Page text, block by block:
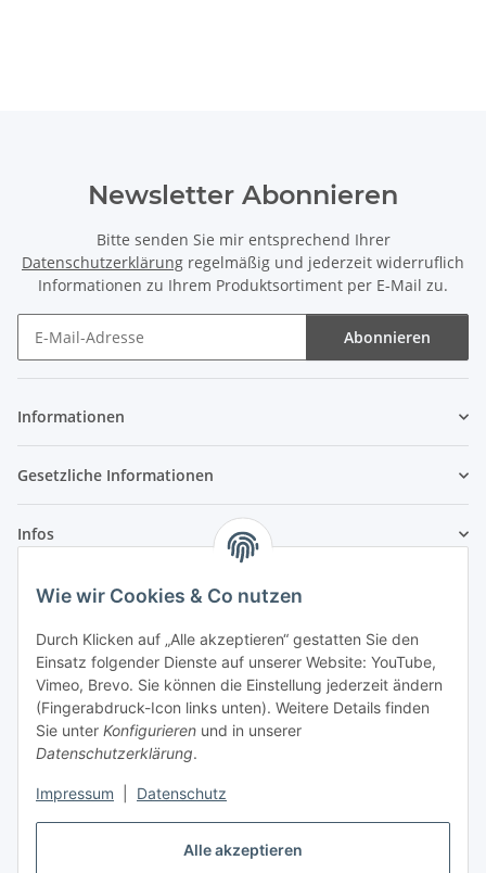
Alle akzeptieren
Wie wir Cookies & Co nutzen
Durch Klicken auf „Alle akzeptieren“ gestatten Sie den
Einsatz folgender Dienste auf unserer Website: YouTube,
Vimeo, Brevo. Sie können die Einstellung jederzeit ändern
(Fingerabdruck-Icon links unten). Weitere Details finden
Sie unter Konfigurieren und in unserer
Datenschutzerklärung.
Impressum Datenschutz
Newsletter Abonnieren
Bitte senden Sie mir entsprechend Ihrer
Datenschutzerklärung regelmäßig und jederzeit widerruflich
Informationen zu Ihrem Produktsortiment per E-Mail zu.
Abonnieren
Informationen
Gesetzliche Informationen
Infos
Laden - Öffnungszeiten:
Montag 09:00Uhr bis
16:00 Uhr
Dienstag
09:00 Uhr bis
17:00 Uhr
Mittwoch
09:00 Uhr bis 16:00 Uhr
Donnerstag
09:00 Uhr bis
17:00 Uhr
Freitag
09:00 Uhr
Samstag
09:00 Uhr